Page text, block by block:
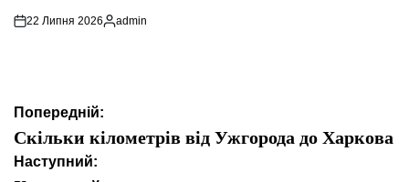
22 Липня 2026
Опубліковано
admin
Навігація
записів
Попередній:
Скільки кілометрів від Ужгорода до Харкова
Наступний: